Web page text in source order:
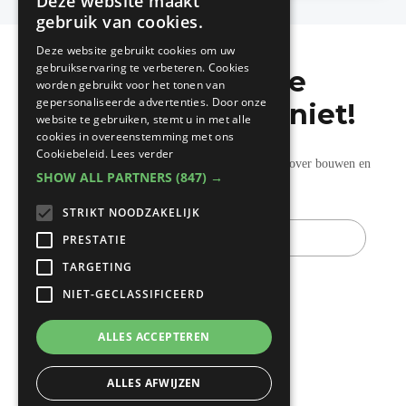
Mis de laatste
bouwnieuwtjes niet!
Ontvang onze wekelijkse updates vol nuttige tips over bouwen en
verbouwen.
E-
mail
gebruik van cookies.
Deze website gebruikt cookies om uw
gebruikservaring te verbeteren. Cookies
worden gebruikt voor het tonen van
gepersonaliseerde advertenties. Door onze
website te gebruiken, stemt u in met alle
cookies in overeenstemming met ons
Cookiebeleid. Lees verder
SHOW ALL PARTNERS (847) →
STRIKT NOODZAKELIJK
PRESTATIE
TARGETING
NIET-GECLASSIFICEERD
ALLES ACCEPTEREN
ALLES AFWIJZEN